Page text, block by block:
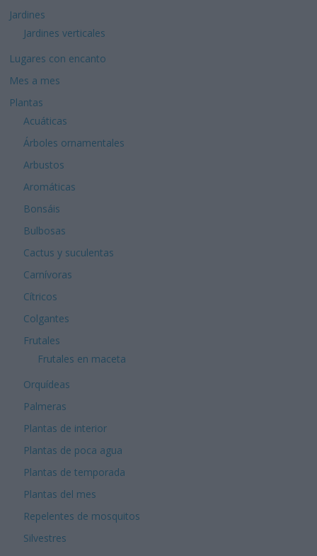
Jardines
Jardines verticales
Lugares con encanto
Mes a mes
Plantas
Acuáticas
Árboles ornamentales
Arbustos
Aromáticas
Bonsáis
Bulbosas
Cactus y suculentas
Carnívoras
Cítricos
Colgantes
Frutales
Frutales en maceta
Orquídeas
Palmeras
Plantas de interior
Plantas de poca agua
Plantas de temporada
Plantas del mes
Repelentes de mosquitos
Silvestres